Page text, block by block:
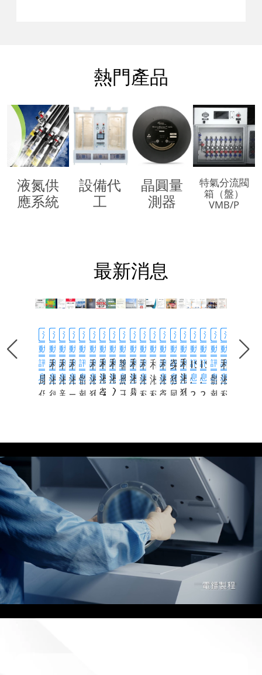
熱門產品
液氮供
應系統
設備代
工
晶圓量
測器
特氣分流閥
箱（盤）
最新消息
活
動
訊
息
2026.06.25
【健
康
促
動】
城
健
走
馬
拉
松
獲
最
大
運
動
活
動
訊
息
2026.05.11
和
淞
德
公
司
助
德
國
德
勒
斯
登
華
語
學
活
動
訊
息
2026.04.21
和
淞
新
子
公
ISO
45001
:
2018
審
核
通
過，
並
取
活
動
訊
息
2026.03.23
和
淞
一
廠
取
安
心
職
場
認
證
活
動
訊
息
2026.01.26
【媒
體
報
淞
科
醫
材
開
發
製
造
事
業
處
專
活
動
訊
息
2025.12.15
和
淞
獲
邦
低
碳
化
傑
出
供
應
商
活
動
訊
息
2025.11.26
和
淞
榮
年
優
良
供
應
商
卓
越
活
動
訊
息
2025.10.20
和
淞
入
週
刊
Newsweek「2025
年
全
球
最
活
動
訊
息
2025.10.25
響
應
玉
永
續
倡
議
動
夥
伴
活
動
訊
息
2025.08.18
和
淞
舉
建
工
程」
動
土
典
禮
活
動
訊
息
2025.09.30
和
淞
科
獲
新
產
業
園
區
服
務
中
感
謝
活
動
訊
息
2025.08.21
和
淞
科
過
鄧
白
氏
第
三
方
企
業
認
活
動
訊
息
2025.06.20
和
淞
榮
災
害
工
時
紀
錄
證
書
活
動
訊
息
2025.01.22
榮
獲
國
健
康
優
職
場
獎
牌
活
動
訊
息
2024.11.18
和
淞
獲
出
績
優
廠
商
證
書
活
動
訊
息
ISO9001
:
2015
重
審，
並
取
得
認
證
活
動
訊
息
ISO45001
:
2018
重
審，
並
取
得
認
證
活
動
訊
息
【媒
體
報
注
員
工
健
康
照
護！
HAHAGO
線
運
動
會
活
動
訊
息
和
淞
科
頒
經
濟
際
貿
易
局
廠
商
認